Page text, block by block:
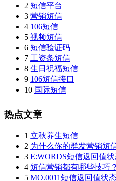
2 短信平台
3 营销短信
4 106短信
5 视频短信
6 短信验证码
7 工资条短信
8 生日祝福短信
9 106短信接口
10 国际短信
热点文章
1 立秋养生短信
2 为什么你的群发营销短
3 E:WORDS短信返回值
4 短信营销都有哪些技巧？
5 MO.0011短信返回值状